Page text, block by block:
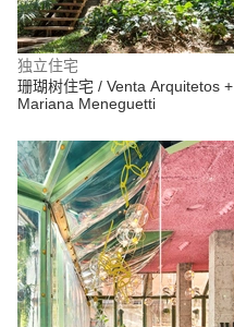
独立住宅
珊瑚树住宅 / Venta Arquitetos +
Mariana Meneguetti